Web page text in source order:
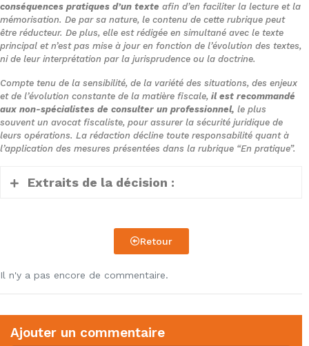
conséquences pratiques d’un texte afin d’en faciliter la lecture et la
mémorisation. De par sa nature, le contenu de cette rubrique peut
être réducteur. De plus, elle est rédigée en simultané avec le texte
principal et n’est pas mise à jour en fonction de l’évolution des textes,
ni de leur interprétation par la jurisprudence ou la doctrine.
Compte tenu de la sensibilité, de la variété des situations, des enjeux
et de l’évolution constante de la matière fiscale, il est recommandé
aux non-spécialistes de consulter un professionnel, le plus
souvent un avocat fiscaliste, pour assurer la sécurité juridique de
leurs opérations. La rédaction décline toute responsabilité quant à
l’application des mesures présentées dans la rubrique “En pratique”.
Extraits de la décision :
1. Il résulte des pièces du dossier soumis
aux juges du fond que la société par
actions simplifiée (SAS) Awalee Consulting
a obtenu, sur réclamation du 11 juillet
2019, le remboursement partiel de crédits
Retour
Il n'y a pas encore de commentaire.
Ajouter un commentaire